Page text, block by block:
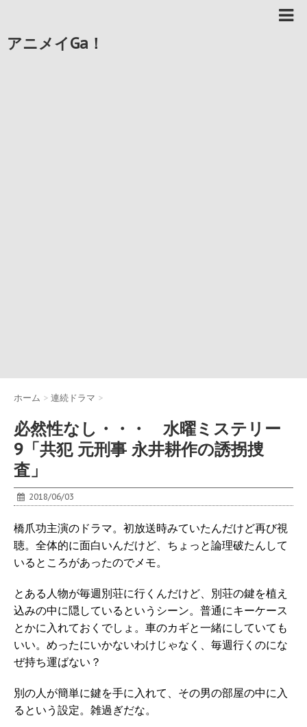
アニメイGa！
ホーム > 連続ドラマ >
必然性なし・・・ 水曜ミステリー
9「共犯 元刑事 永井耕作の誘拐捜
査」
2018/06/03
橋爪功主演のドラマ。初放送時みていたんだけど再び視
聴。全体的に面白いんだけど、ちょっと論理破たんして
いるところがあったのでメモ。
とある人物が毎週別荘に行くんだけど、別荘の鍵を植え
込みの中に隠しているというシーン。普通にキーケース
とかに入れておくでしょ。車のカギと一緒にしていても
いい。めったにいかないわけじゃなく、毎週行くのにな
ぜ持ち運ばない？
別の人が簡単に鍵を手に入れて、その男の部屋の中に入
るという設定。雑過ぎだな。